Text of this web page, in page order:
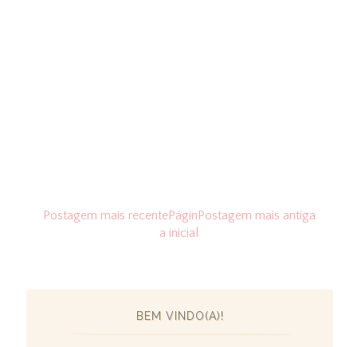
Postagem mais recente Postagem mais antiga
Págin
a inicial
BEM VINDO(A)!